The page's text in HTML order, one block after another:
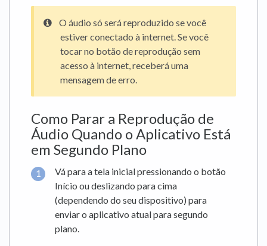
O áudio só será reproduzido se você
estiver conectado à internet. Se você
tocar no botão de reprodução sem
acesso à internet, receberá uma
mensagem de erro.
Como Parar a Reprodução de
Áudio Quando o Aplicativo Está
em Segundo Plano
Vá para a tela inicial pressionando o botão
Início ou deslizando para cima
(dependendo do seu dispositivo) para
enviar o aplicativo atual para segundo
plano.